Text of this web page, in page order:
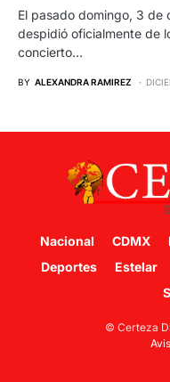
El pasado domingo, 3 de
despidió oficialmente de
concierto…
BY ALEXANDRA RAMIREZ
Nacional CDMX
Deportes
Estelar
© Certeza